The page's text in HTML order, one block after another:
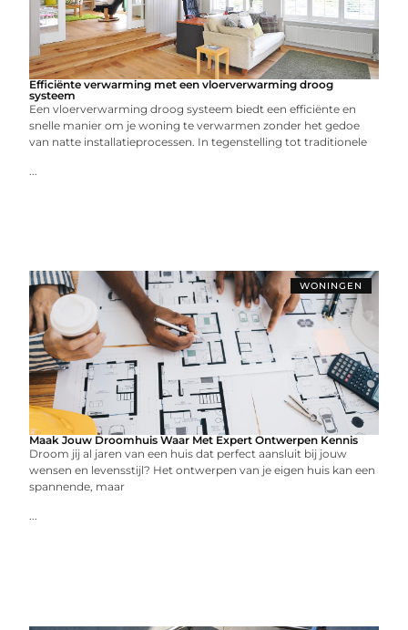
Efficiënte verwarming met een vloerverwarming droog
systeem
Een vloerverwarming droog systeem biedt een efficiënte en
snelle manier om je woning te verwarmen zonder het gedoe
van natte installatieprocessen. In tegenstelling tot traditionele
...
WONINGEN
Maak Jouw Droomhuis Waar Met Expert Ontwerpen Kennis
Droom jij al jaren van een huis dat perfect aansluit bij jouw
wensen en levensstijl? Het ontwerpen van je eigen huis kan een
spannende, maar
...